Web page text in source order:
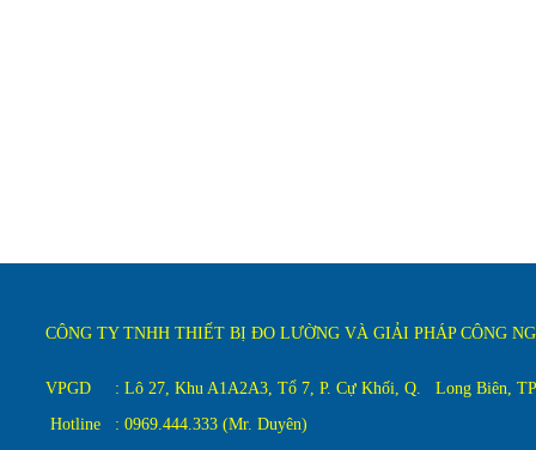
CÔNG TY TNHH THIẾT BỊ ĐO LƯỜNG VÀ GIẢI PHÁP CÔNG
VPGD : Lô 27, Khu A1A2A3, Tổ 7, P. Cự Khối, Q. Long Biên,
Hotline : 0969.444.333 (Mr. Duyên)